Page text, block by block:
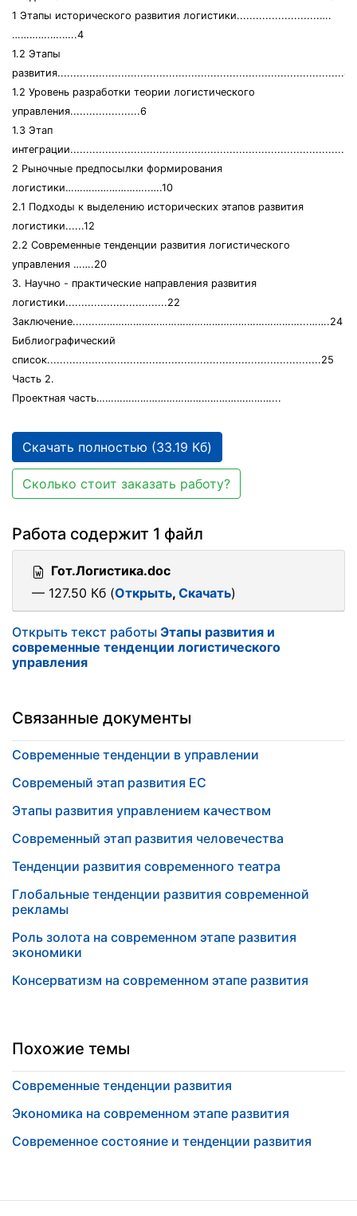
1 Этапы исторического развития логистики..........................….
………….….…..4
1.2 Этапы
развития..........................................................................................4
1.2 Уровень разработки теории логистического
управления......................6
1.3 Этап
2 Рыночные предпосылки формирования
логистики………………………..….10
2.1 Подходы к выделению исторических этапов развития
логистики......12
2.2 Современные тенденции развития логистического
управления …….20
3. Научно - практические направления развития
логистики................................22
Заключение........……………………………………………………………...…….24
Библиографический
список......................................................................................25
Часть 2.
Проектная часть……………………………………………………...
Скачать полностью (33.19 Кб)
Сколько стоит заказать работу?
Работа содержит 1 файл
Гот.Логистика.doc
— 127.50 Кб (Открыть, Скачать)
Открыть текст работы Этапы развития и
современные тенденции логистического
управления
Связанные документы
Современные тенденции в управлении
Современый этап развития ЕС
Этапы развития управлением качеством
Современный этап развития человечества
Тенденции развития современного театра
Глобальные тенденции развития современной
рекламы
Роль золота на современном этапе развития
экономики
Консерватизм на современном этапе развития
Похожие темы
Современные тенденции развития
Экономика на современном этапе развития
Современное состояние и тенденции развития